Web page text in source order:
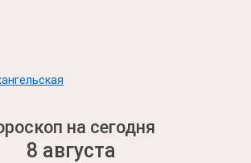
на сегодня
8 августа